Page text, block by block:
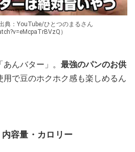
典：YouTube/ひとつのまるさん
）
んバター」。 最強のパンのお供
用で豆のホクホク感も楽しめるん
容量・カロリー